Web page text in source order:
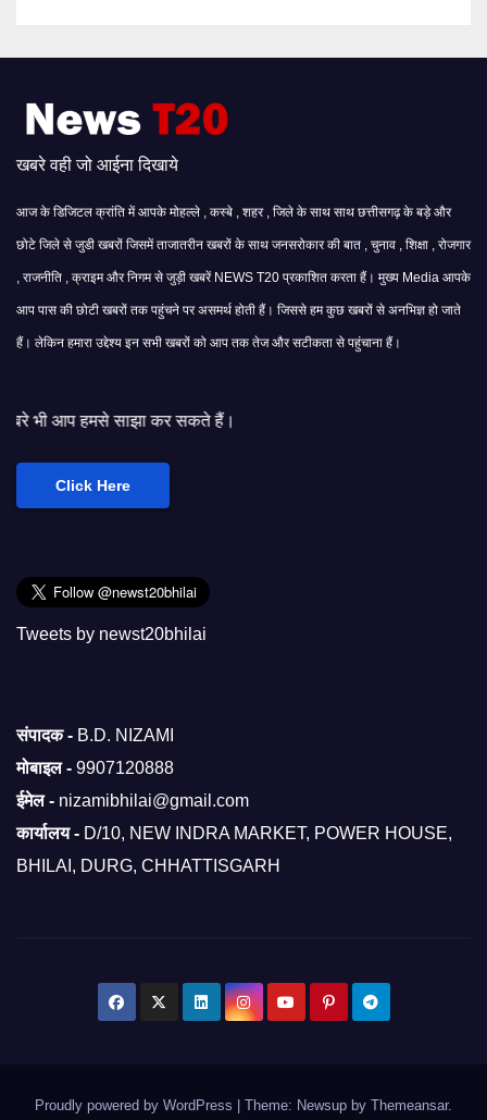
खबरे वही जो आईना दिखाये
आज के डिजिटल क्रांति में आपके मोहल्ले , कस्बे , शहर , जिले के साथ साथ छत्तीसगढ़ के बड़े और
छोटे जिले से जुडी खबरों जिसमें ताजातरीन खबरों के साथ जनसरोकार की बात , चुनाव , शिक्षा , रोजगार
, राजनीति , क्राइम और निगम से जुड़ी खबरें NEWS T20 प्रकाशित करता हैं। मुख्य Media आपके
आप पास की छोटी खबरों तक पहुंचने पर असमर्थ होती हैं। जिससे हम कुछ खबरों से अनभिज्ञ हो जाते
हैं। लेकिन हमारा उद्देश्य इन सभी खबरों को आप तक तेज और सटीकता से पहुंचाना हैं।
कर सकते हैं।
Click Here
Tweets by newst20bhilai
संपादक - B.D. NIZAMI
मोबाइल - 9907120888
ईमेल - nizamibhilai@gmail.com
कार्यालय - D/10, NEW INDRA MARKET, POWER HOUSE,
BHILAI, DURG, CHHATTISGARH
Proudly powered by WordPress Theme: Newsup by Themeansar.